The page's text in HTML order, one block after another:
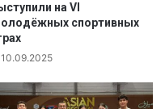
на VI
спортивных
10.09.2025